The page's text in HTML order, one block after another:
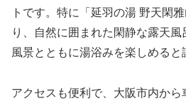
トです。特に「延羽の湯 野天閑
り、自然に囲まれた閑静な露天
風景とともに湯浴みを楽しめると
アクセスも便利で、大阪市内から